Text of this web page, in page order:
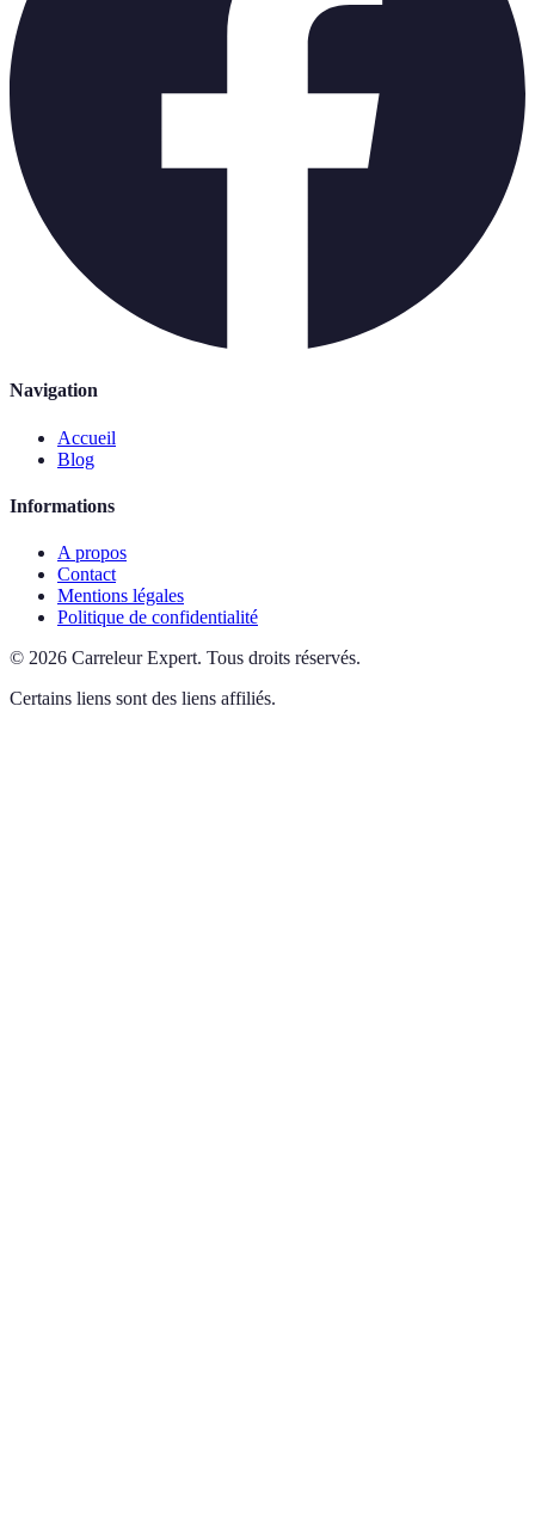
Navigation
Accueil
Blog
Informations
A propos
Contact
Mentions légales
Politique de confidentialité
© 2026 Carreleur Expert. Tous droits réservés.
Certains liens sont des liens affiliés.